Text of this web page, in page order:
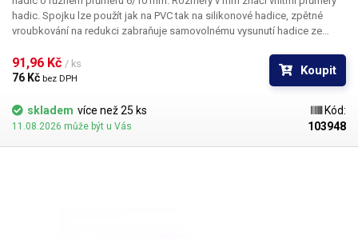
hadic. Spojku lze použít jak na PVC tak na silikonové hadice, zpětné
vroubkování na redukci zabraňuje samovolnému vysunutí hadice ze
41mm Váha: 8,6g
91,96 Kč / ks
76 Kč bez DPH
Koupit
skladem více než 25 ks
11.08.2026 může být u Vás
Kód:
103948